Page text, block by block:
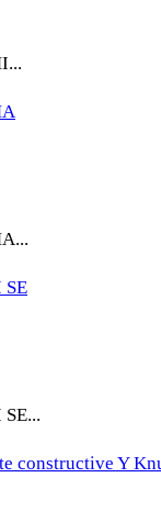
SE
constructive Y